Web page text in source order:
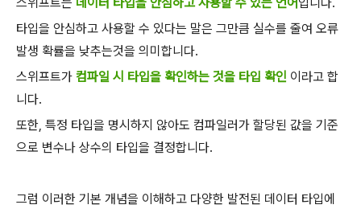
타입을 안심하고 사용할 수 있다는 말은 그만큼 실수를 줄여 오류
발생 확률을 낮추는것을 의미합니다.
스위프트가 컴파일 시 타입을 확인하는 것을 타입 확인 이라고 합
니다.
또한, 특정 타입을 명시하지 않아도 컴파일러가 할당된 값을 기준
으로 변수나 상수의 타입을 결정합니다.
그럼 이러한 기본 개념을 이해하고 다양한 발전된 데이터 타입에